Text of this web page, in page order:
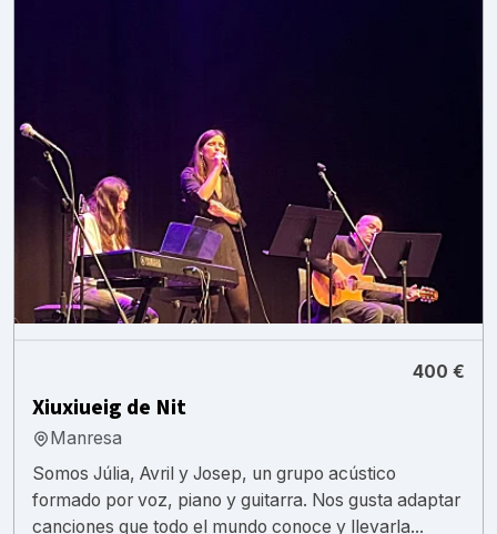
400 €
Xiuxiueig de Nit
Manresa
Somos Júlia, Avril y Josep, un grupo acústico
formado por voz, piano y guitarra. Nos gusta adaptar
canciones que todo el mundo conoce y llevarla...